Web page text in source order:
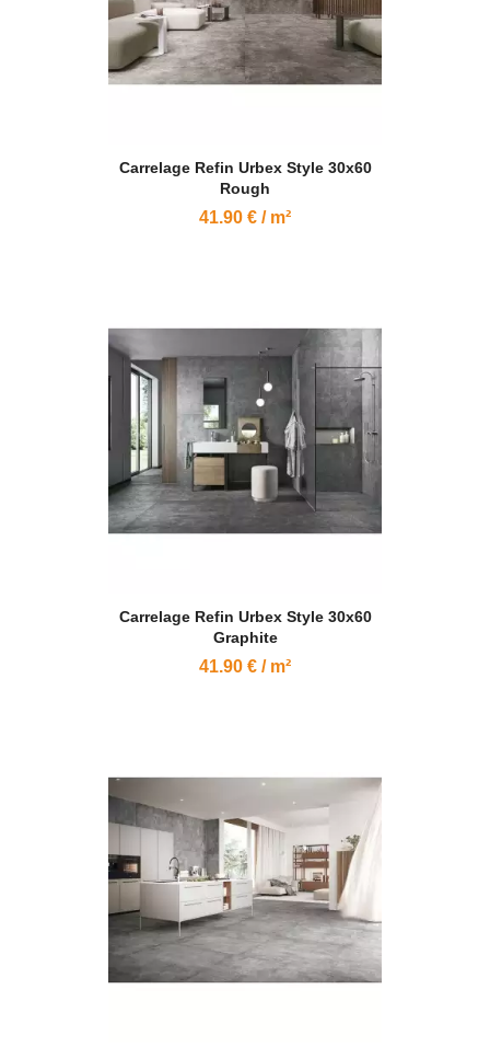
Carrelage Refin Urbex Style 30x60
Rough
41.90 € / m²
Carrelage Refin Urbex Style 30x60
Graphite
41.90 € / m²